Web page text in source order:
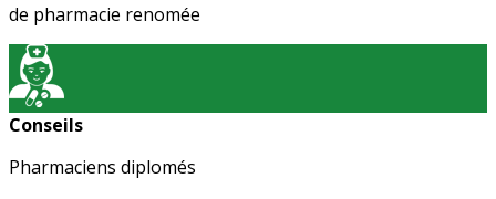
de pharmacie renomée
Conseils
Pharmaciens diplomés